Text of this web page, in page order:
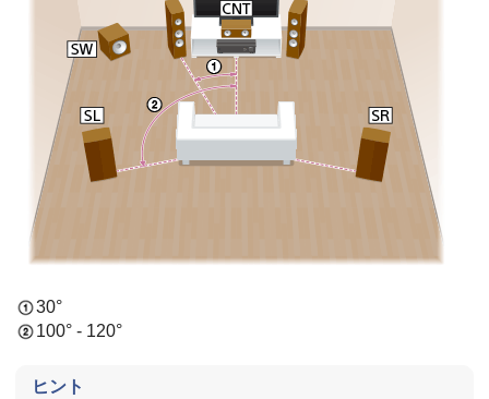
30°
100° - 120°
ヒント